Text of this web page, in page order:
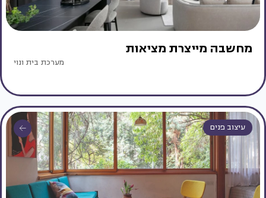
מחשבה מייצרת מציאות
מערכת בית ונוי
עיצוב פנים